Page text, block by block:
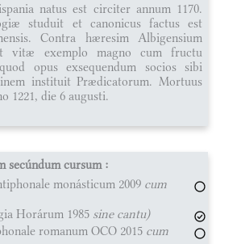
natus est circiter annum 1170.
studuit et canonicus factus est
Contra hæresim Albigensium
vitæ exemplo magno cum fructu
opus exsequendum socios sibi
instituit Prædicatorum. Mortuus
1221, die 6 augusti.
secúndum cursum :
monásticum 2009 cum
Horárum 1985 sine cantu)
romanum OCO 2015 cum